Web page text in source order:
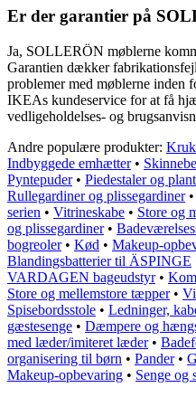
Er der garantier på
Ja, SOLLERÖN møblerne
Garantien dækker
problemer med møblerne inden
IKEAs kundeservice for at få
vedligeholdelses- og
Andre populære produkter:
Indbyggede emhætter•
Pyntepuder• Piedestaler og
Rullegardiner og plissegardiner•
serien • Vitrineskabe • Store og
og plissegardiner•
bogreoler• Kød • Makeup-
Blandingsbatterier til ÄSPINGE
VARDAGEN bageudstyr•
Store og mellemstore tæpper•
Spisebordsstole • Ledninger,
gæstesenge • Dæmpere og
med læder/imiteret læder•
organisering til børn • Pander•
Makeup-opbevaring • Senge og